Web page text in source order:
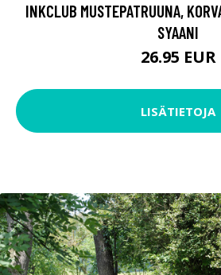
INKCLUB MUSTEPATRUUNA,
SYAANI
26.95 EUR
LISÄTIETOJA